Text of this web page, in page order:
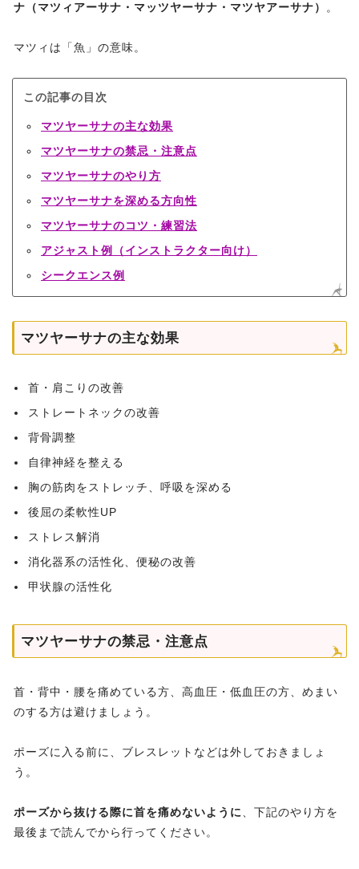
ナ（マツィアーサナ・マッツヤーサナ・マツヤアーサナ）
。
マツィは「魚」の意味。
この記事の目次
マツヤーサナの主な効果
マツヤーサナの禁忌・注意点
マツヤーサナのやり方
マツヤーサナを深める方向性
マツヤーサナのコツ・練習法
アジャスト例（インストラクター向け）
シークエンス例
マツヤーサナの主な効果
首・肩こりの改善
ストレートネックの改善
背骨調整
自律神経を整える
胸の筋肉をストレッチ、呼吸を深める
後屈の柔軟性UP
ストレス解消
消化器系の活性化、便秘の改善
甲状腺の活性化
マツヤーサナの禁忌・注意点
首・背中・腰を痛めている方、高血圧・低血圧の方、めまい
のする方は避けましょう。
ポーズに入る前に、ブレスレットなどは外しておきましょ
う。
ポーズから抜ける際に首を痛めないように
、下記のやり方を
最後まで読んでから行ってください。